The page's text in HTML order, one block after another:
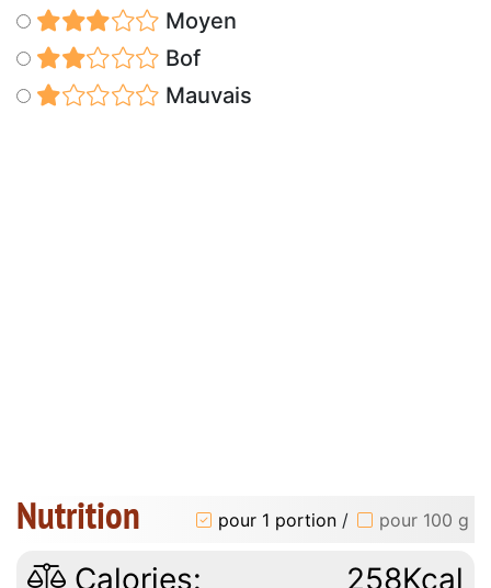
Moyen
Bof
Mauvais
Nutrition pour 1 portion / pour 100 g
Calories: 258Kcal